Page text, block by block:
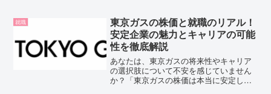
リツ株式会社（5943） の株価が本当に
「割安」なのかを、...
就職
東京ガスの株価と就職のリアル！
安定企業の魅力とキャリアの可能
性を徹底解説
あなたは、東京ガスの将来性やキャリア
の選択肢について不安を感じていません
か？「東京ガスの株価は本当に安定して